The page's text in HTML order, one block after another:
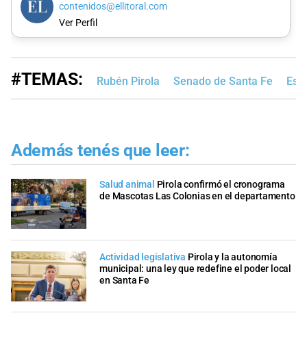
contenidos@ellitoral.com
Ver Perfil
#TEMAS: Rubén Pirola Senado de Santa Fe
Además tenés que leer:
Salud animal Pirola confirmó el cronograma
de Mascotas Las Colonias en el departamento
Actividad legislativa Pirola y la autonomía
municipal: una ley que redefine el poder local
en Santa Fe